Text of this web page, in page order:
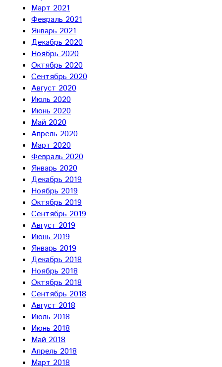
Март 2021
Февраль 2021
Январь 2021
Декабрь 2020
Ноябрь 2020
Октябрь 2020
Сентябрь 2020
Август 2020
Июль 2020
Июнь 2020
Май 2020
Апрель 2020
Март 2020
Февраль 2020
Январь 2020
Декабрь 2019
Ноябрь 2019
Октябрь 2019
Сентябрь 2019
Август 2019
Июнь 2019
Январь 2019
Декабрь 2018
Ноябрь 2018
Октябрь 2018
Сентябрь 2018
Август 2018
Июль 2018
Июнь 2018
Май 2018
Апрель 2018
Март 2018